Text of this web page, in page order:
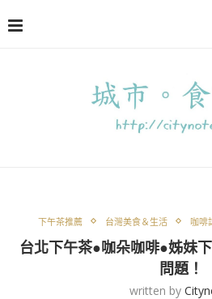
下午茶推薦 台灣美食＆生活 咖啡
台北下午茶●咖朵咖啡●姊妹
問題！
written by